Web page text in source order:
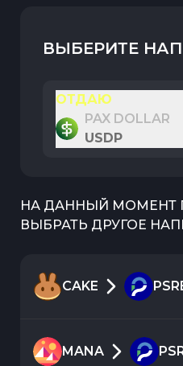
ВЫБЕРИТЕ
ОТДАЮ
PAX DOLLAR
USDP
НА ДАННЫЙ МОМЕНТ
ВЫБРАТЬ ДРУГОЕ
CAKE
MANA